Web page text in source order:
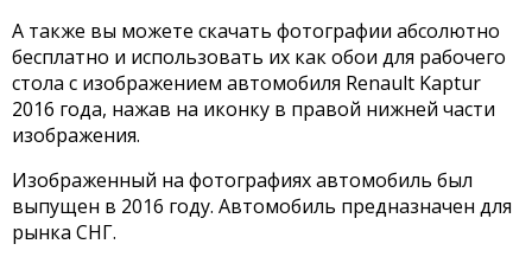
А также вы можете скачать фотографии абсолютно
бесплатно и использовать их как обои для рабочего
стола с изображением автомобиля Renault Kaptur
2016 года, нажав на иконку в правой нижней части
изображения.
Изображенный на фотографиях автомобиль был
выпущен в 2016 году. Автомобиль предназначен для
рынка СНГ.